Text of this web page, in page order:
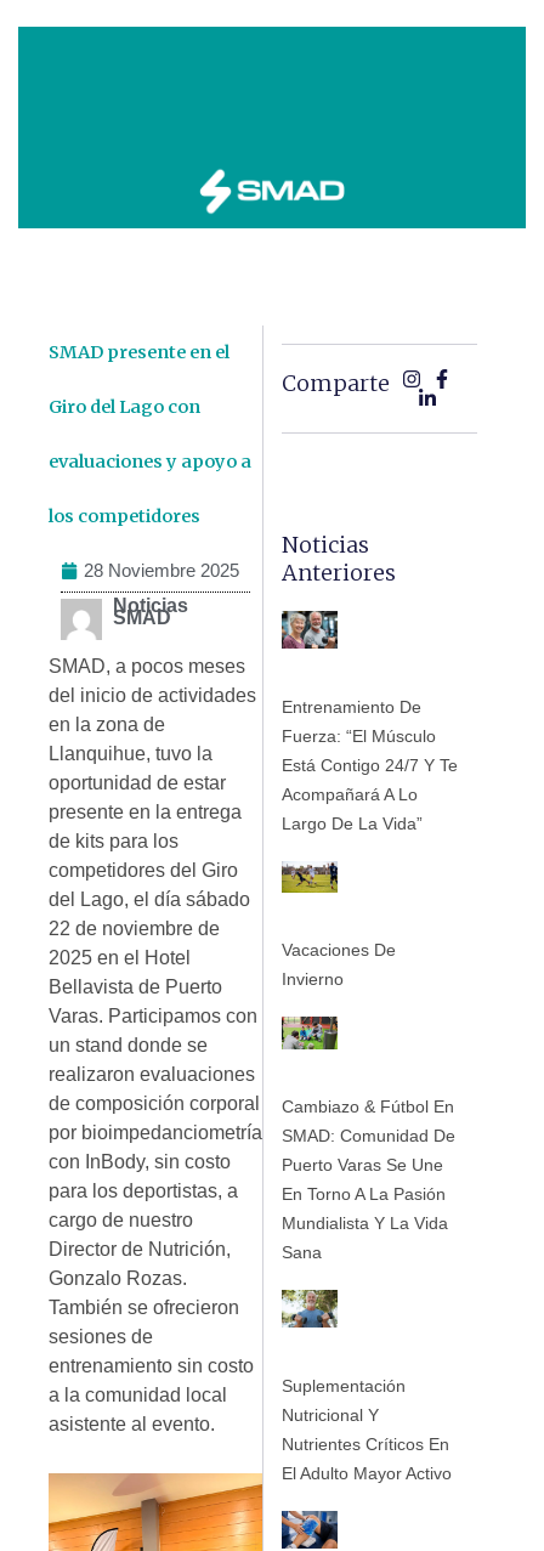
SMAD presente en el
Giro del Lago con
evaluaciones y apoyo a
los competidores
28 Noviembre 2025
Noticias
SMAD
SMAD, a pocos meses
del inicio de actividades
en la zona de
Llanquihue, tuvo la
oportunidad de estar
presente en la entrega
de kits para los
competidores del Giro
del Lago, el día sábado
22 de noviembre de
2025 en el Hotel
Bellavista de Puerto
Varas. Participamos con
un stand donde se
realizaron evaluaciones
de composición corporal
por bioimpedanciometría
con InBody, sin costo
para los deportistas, a
cargo de nuestro
Director de Nutrición,
Gonzalo Rozas.
También se ofrecieron
sesiones de
entrenamiento sin costo
a la comunidad local
asistente al evento.
Comparte
Noticias
Anteriores
Entrenamiento De
Fuerza: “El Músculo
Está Contigo 24/7 Y Te
Acompañará A Lo
Largo De La Vida”
Vacaciones De
Invierno
Cambiazo & Fútbol En
SMAD: Comunidad De
Puerto Varas Se Une
En Torno A La Pasión
Mundialista Y La Vida
Sana
Suplementación
Nutricional Y
Nutrientes Críticos En
El Adulto Mayor Activo